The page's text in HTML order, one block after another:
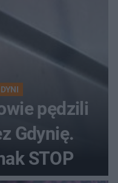
pędzili
Gdynię.
STOP